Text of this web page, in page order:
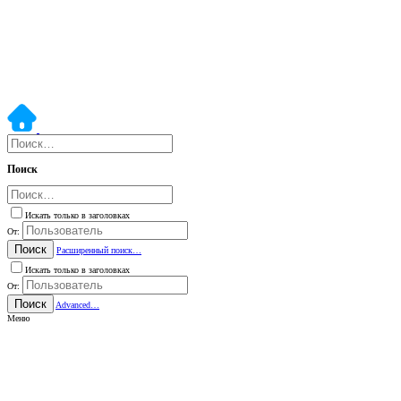
Поиск
Искать только в заголовках
От:
Поиск
Расширенный поиск…
Искать только в заголовках
От:
Поиск
Advanced…
Меню